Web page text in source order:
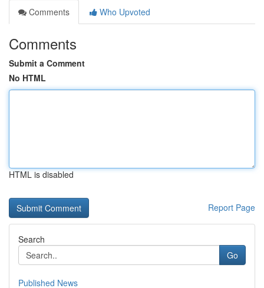
Comments
Who Upvoted
Comments
Submit a Comment
No HTML
HTML is disabled
Report Page
Search
Go
Published News